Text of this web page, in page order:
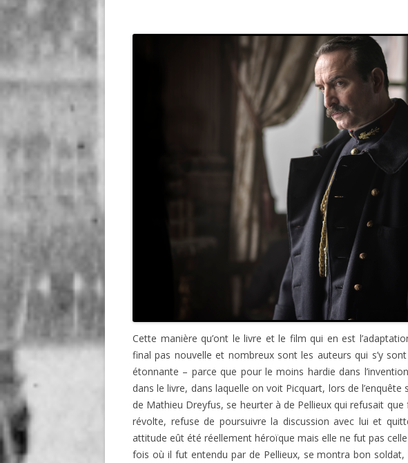
Cette manière qu’ont le livre et le film qui en est
final pas nouvelle et nombreux sont les auteurs qui s’y
étonnante – parce que pour le moins hardie dans
dans le livre, dans laquelle on voit Picquart, lors de
de Mathieu Dreyfus, se heurter à de Pellieux qui refusait que
révolte, refuse de poursuivre la discussion avec lui et
attitude eût été réellement héroïque mais elle ne fut pas
fois où il fut entendu par de Pellieux, se montra bon